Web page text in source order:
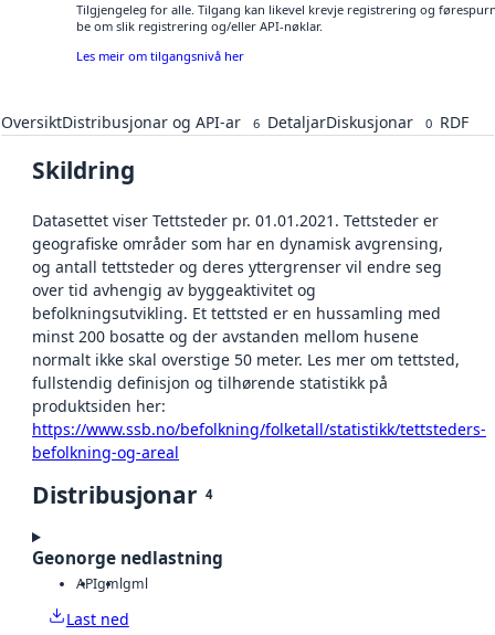
Tilgjengeleg for alle. Tilgang kan likevel krevje registrering og
be om slik registrering og/eller API-nøklar.
Les meir om tilgangsnivå her
OversiktDistribusjonar og API-ar 6 DetaljarDiskusjonar 0 RDF
Skildring
Datasettet viser Tettsteder pr. 01.01.2021. Tettsteder er
geografiske områder som har en dynamisk avgrensing,
og antall tettsteder og deres yttergrenser vil endre seg
over tid avhengig av byggeaktivitet og
befolkningsutvikling. Et tettsted er en hussamling med
minst 200 bosatte og der avstanden mellom husene
normalt ikke skal overstige 50 meter. Les mer om tettsted,
fullstendig definisjon og tilhørende statistikk på
produktsiden her:
https://www.ssb.no/befolkning/folketall/statistikk/tettsteders-
befolkning-og-areal
Distribusjonar 4
Geonorge nedlastning
APIgmlgml
Last ned